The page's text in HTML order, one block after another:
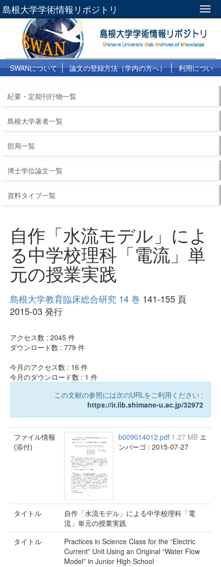
島根大学学術情報リポジトリ
SWANについて 論文の登録方法（学内の方へ）
利用につい
紀要・定期刊行物一覧
島根大学著者一覧
部局一覧
博士学位論文一覧
資料タイプ一覧
自作「水流モデル」によ
る中学校理科「電流」単
元の授業実践
島根大学教育臨床総合研究 14 巻 141-155 頁
2015-03 発行
アクセス数 : 2045 件
ダウンロード数 : 779 件
今月のアクセス数 : 16 件
今月のダウンロード数 : 1 件
この文献の参照には次のURLをご利用ください :
https://ir.lib.shimane-u.ac.jp/32972
ファイル情報
(添付)
b009014012.pdf 1.27 MB エ
ンバーゴ : 2015-07-27
タイトル
自作「水流モデル」による中学校理科「電
流」単元の授業実践
タイトル
Practices in Science Class for the “Electric
Current” Unit Using an Original “Water Flow
Model” in Junior High School